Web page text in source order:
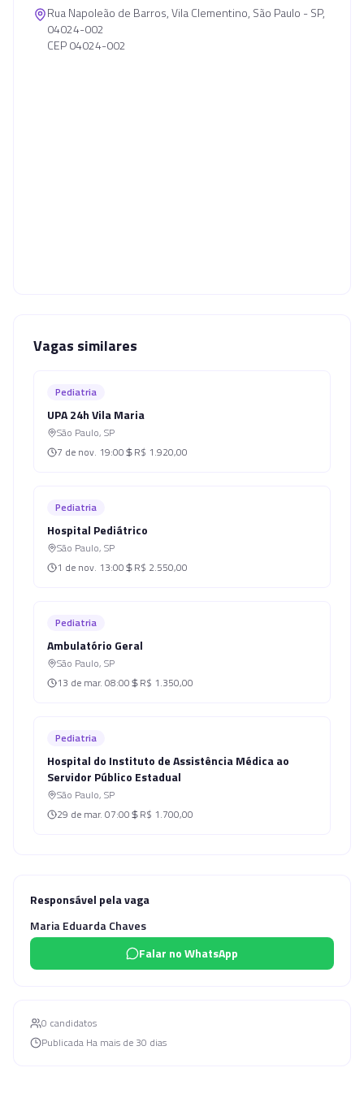
Rua Napoleão de Barros, Vila Clementino, São Paulo - SP,
04024-002
CEP 04024-002
Vagas similares
Pediatria
UPA 24h Vila Maria
São Paulo, SP
7 de nov. 19:00 R$ 1.920,00
Pediatria
Hospital Pediátrico
São Paulo, SP
1 de nov. 13:00 R$ 2.550,00
Pediatria
Ambulatório Geral
São Paulo, SP
13 de mar. 08:00 R$ 1.350,00
Pediatria
Hospital do Instituto de Assistência Médica ao
Servidor Público Estadual
São Paulo, SP
29 de mar. 07:00 R$ 1.700,00
Responsável pela vaga
Maria Eduarda Chaves
Falar no WhatsApp
0 candidatos
Publicada Ha mais de 30 dias